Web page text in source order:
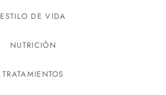
ESTILO DE VIDA
NUTRICIÓN
TRATAMIENTOS